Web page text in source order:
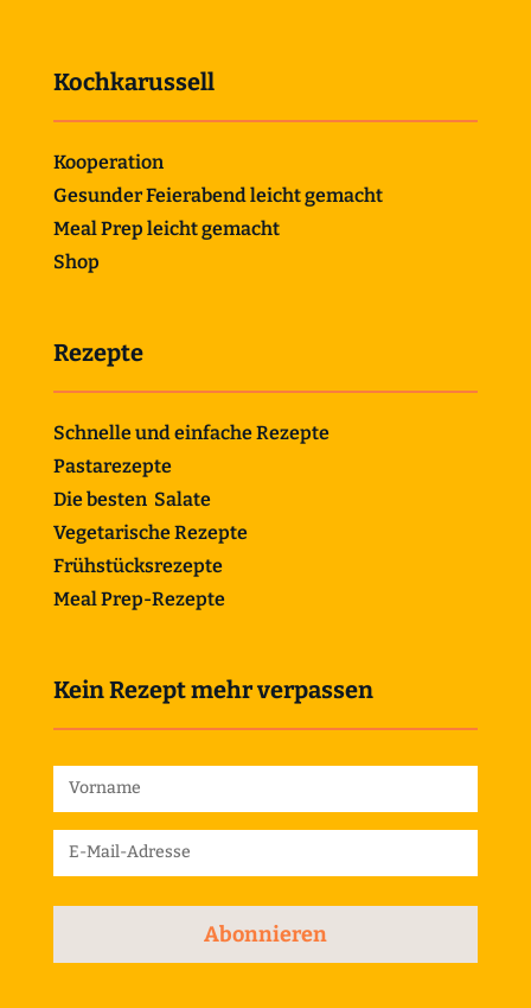
Kochkarussell
Kooperation
Gesunder Feierabend leicht gemacht
Meal Prep leicht gemacht
Shop
Rezepte
Schnelle und einfache Rezepte
Pastarezepte
Die besten Salate
Vegetarische Rezepte
Frühstücksrezepte
Meal Prep-Rezepte
Kein Rezept mehr verpassen
Abonnieren